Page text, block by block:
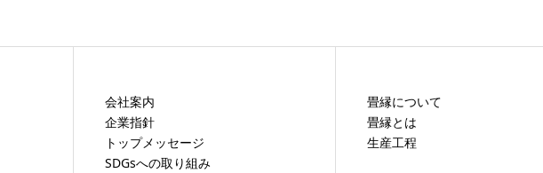
会社案内
企業指針
トップメッセージ
SDGsへの取り組み
畳縁について
畳縁とは
生産工程